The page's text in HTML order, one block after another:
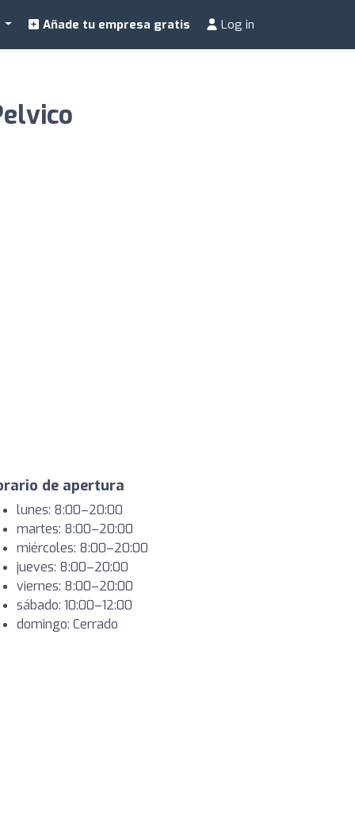
Añade tu empresa gratis Log in
de apertura
lunes: 8:00–20:00
martes: 8:00–20:00
miércoles: 8:00–20:00
jueves: 8:00–20:00
viernes: 8:00–20:00
sábado: 10:00–12:00
domingo: Cerrado